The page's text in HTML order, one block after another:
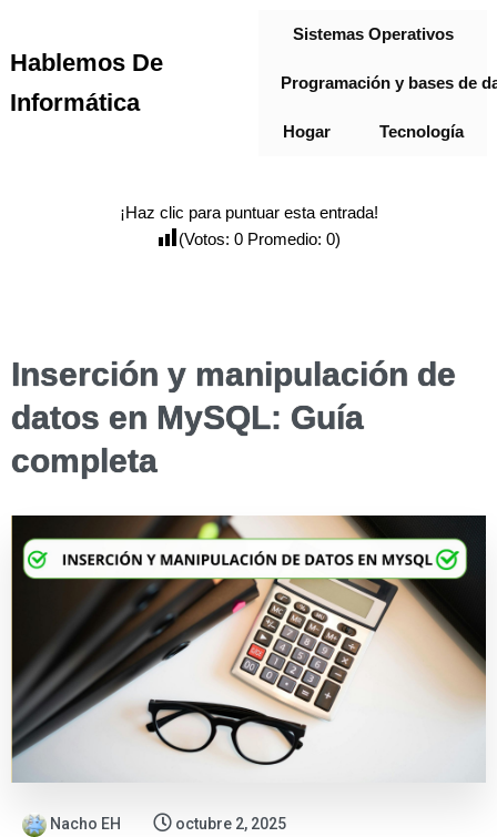
Hablemos De
Informática
Sistemas Operativos
Programación y bases de
Hogar Tecnología
¡Haz clic para puntuar esta entrada!
(Votos: 0 Promedio: 0)
Inserción y manipulación de
datos en MySQL: Guía
completa
Nacho EH octubre 2, 2025